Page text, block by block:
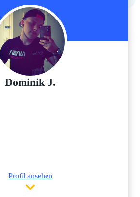
Dominik J.
Profil ansehen